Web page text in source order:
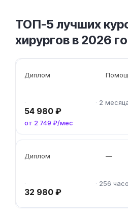
ТОП-5 лучших
хирургов в 2026
54 980 ₽
от 2 749 ₽/мес
2
Диплом
32 980 ₽
256
Диплом —